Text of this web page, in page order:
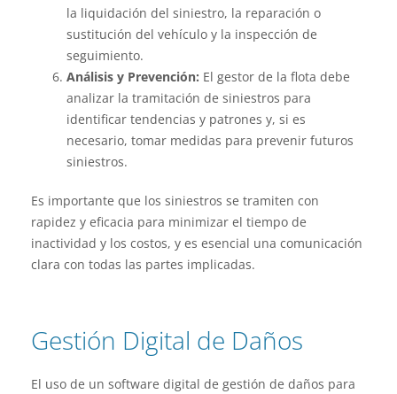
la liquidación del siniestro, la reparación o
sustitución del vehículo y la inspección de
seguimiento.
Análisis y Prevención: El gestor de la flota debe
analizar la tramitación de siniestros para
identificar tendencias y patrones y, si es
necesario, tomar medidas para prevenir futuros
siniestros.
Es importante que los siniestros se tramiten con
rapidez y eficacia para minimizar el tiempo de
inactividad y los costos, y es esencial una comunicación
clara con todas las partes implicadas.
Gestión Digital de Daños
El uso de un software digital de gestión de daños para